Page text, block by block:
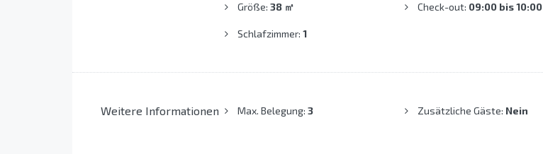
Größe: 38 ㎡
Schlafzimmer: 1
Check-out: 09:00 bis 10:00
Weitere Informationen Max. Belegung: 3 Zusätzliche Gäste: Nein